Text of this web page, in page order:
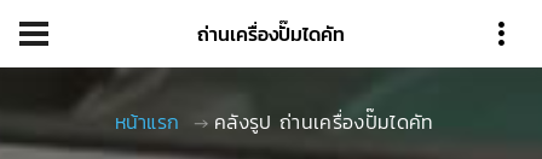
ถ่านเครื่องปั๊มไดคัท
หน้าแรก คลังรูป ถ่านเครื่องปั๊มไดคัท